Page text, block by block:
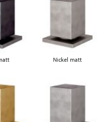
Nickel matt